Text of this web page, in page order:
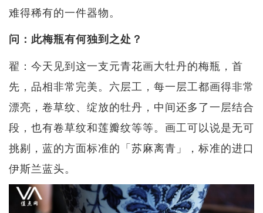
难得稀有的一件器物。
问：此梅瓶有何独到之处？
翟：今天见到这一支元青花画大牡丹的梅瓶，首
先，品相非常完美。六层工，每一层工都画得非常
漂亮，卷草纹、绽放的牡丹，中间还多了一层结合
段，也有卷草纹和莲瓣纹等等。画工可以说是无可
挑剔，蓝的方面标准的「苏麻离青」，标准的进口
伊斯兰蓝头。